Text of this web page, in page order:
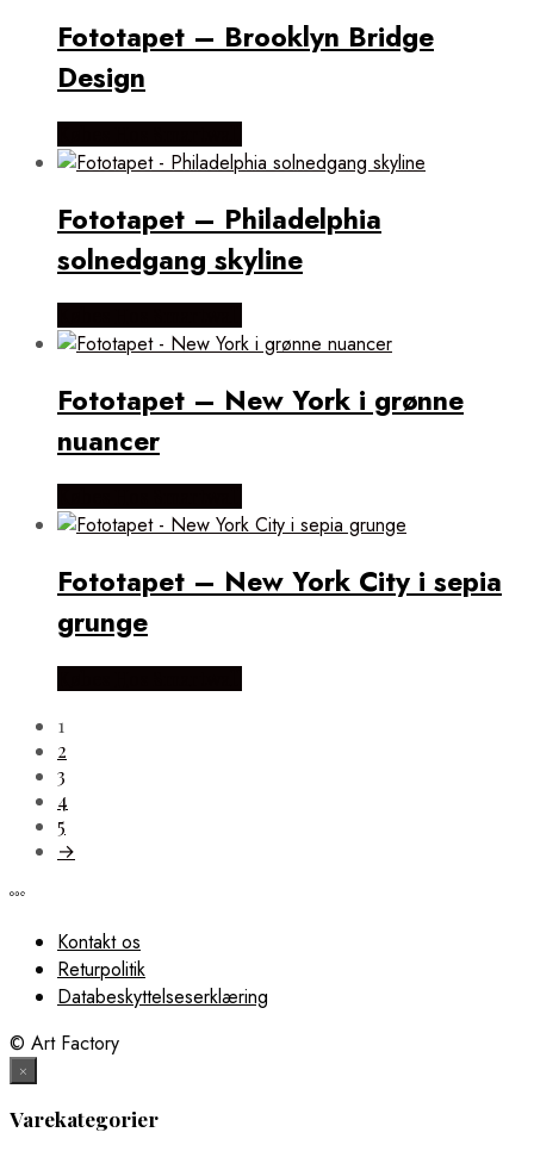
Fototapet – Brooklyn Bridge
Design
Fototapet – Philadelphia
solnedgang skyline
Fototapet – New York i grønne
nuancer
Fototapet – New York City i sepia
grunge
1
2
3
4
5
→
Kontakt os
Returpolitik
Databeskyttelseserklæring
© Art Factory
×
Varekategorier